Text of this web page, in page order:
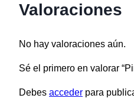
Valoraciones
No hay valoraciones aún.
Sé el primero en valorar
Debes acceder para